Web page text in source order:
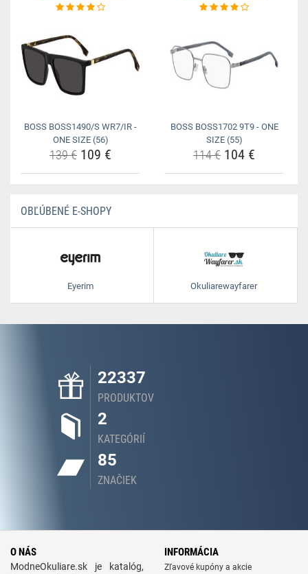
BOSS BOSS1490/S WR7/IR -
ONE SIZE (56)
139 € 109 €
BOSS BOSS1702 9T9 - ONE
SIZE (55)
114 € 104 €
OBĽÚBENÉ E-SHOPY
Eyerim Okuliarewayfarer
22337
PRODUKTOV
2
KATEGÓRIÍ
85
ZNAČIEK
O NÁS
ModneOkuliare.sk je katalóg,
INFORMÁCIA
Zľavové kupóny a akcie